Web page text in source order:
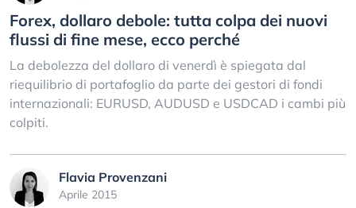
Forex, dollaro debole: tutta colpa dei nuovi
flussi di fine mese, ecco perché
La debolezza del dollaro di venerdì è spiegata dal
riequilibrio di portafoglio da parte dei gestori di fondi
internazionali: EURUSD, AUDUSD e USDCAD i cambi più
colpiti.
Flavia Provenzani
Aprile 2015